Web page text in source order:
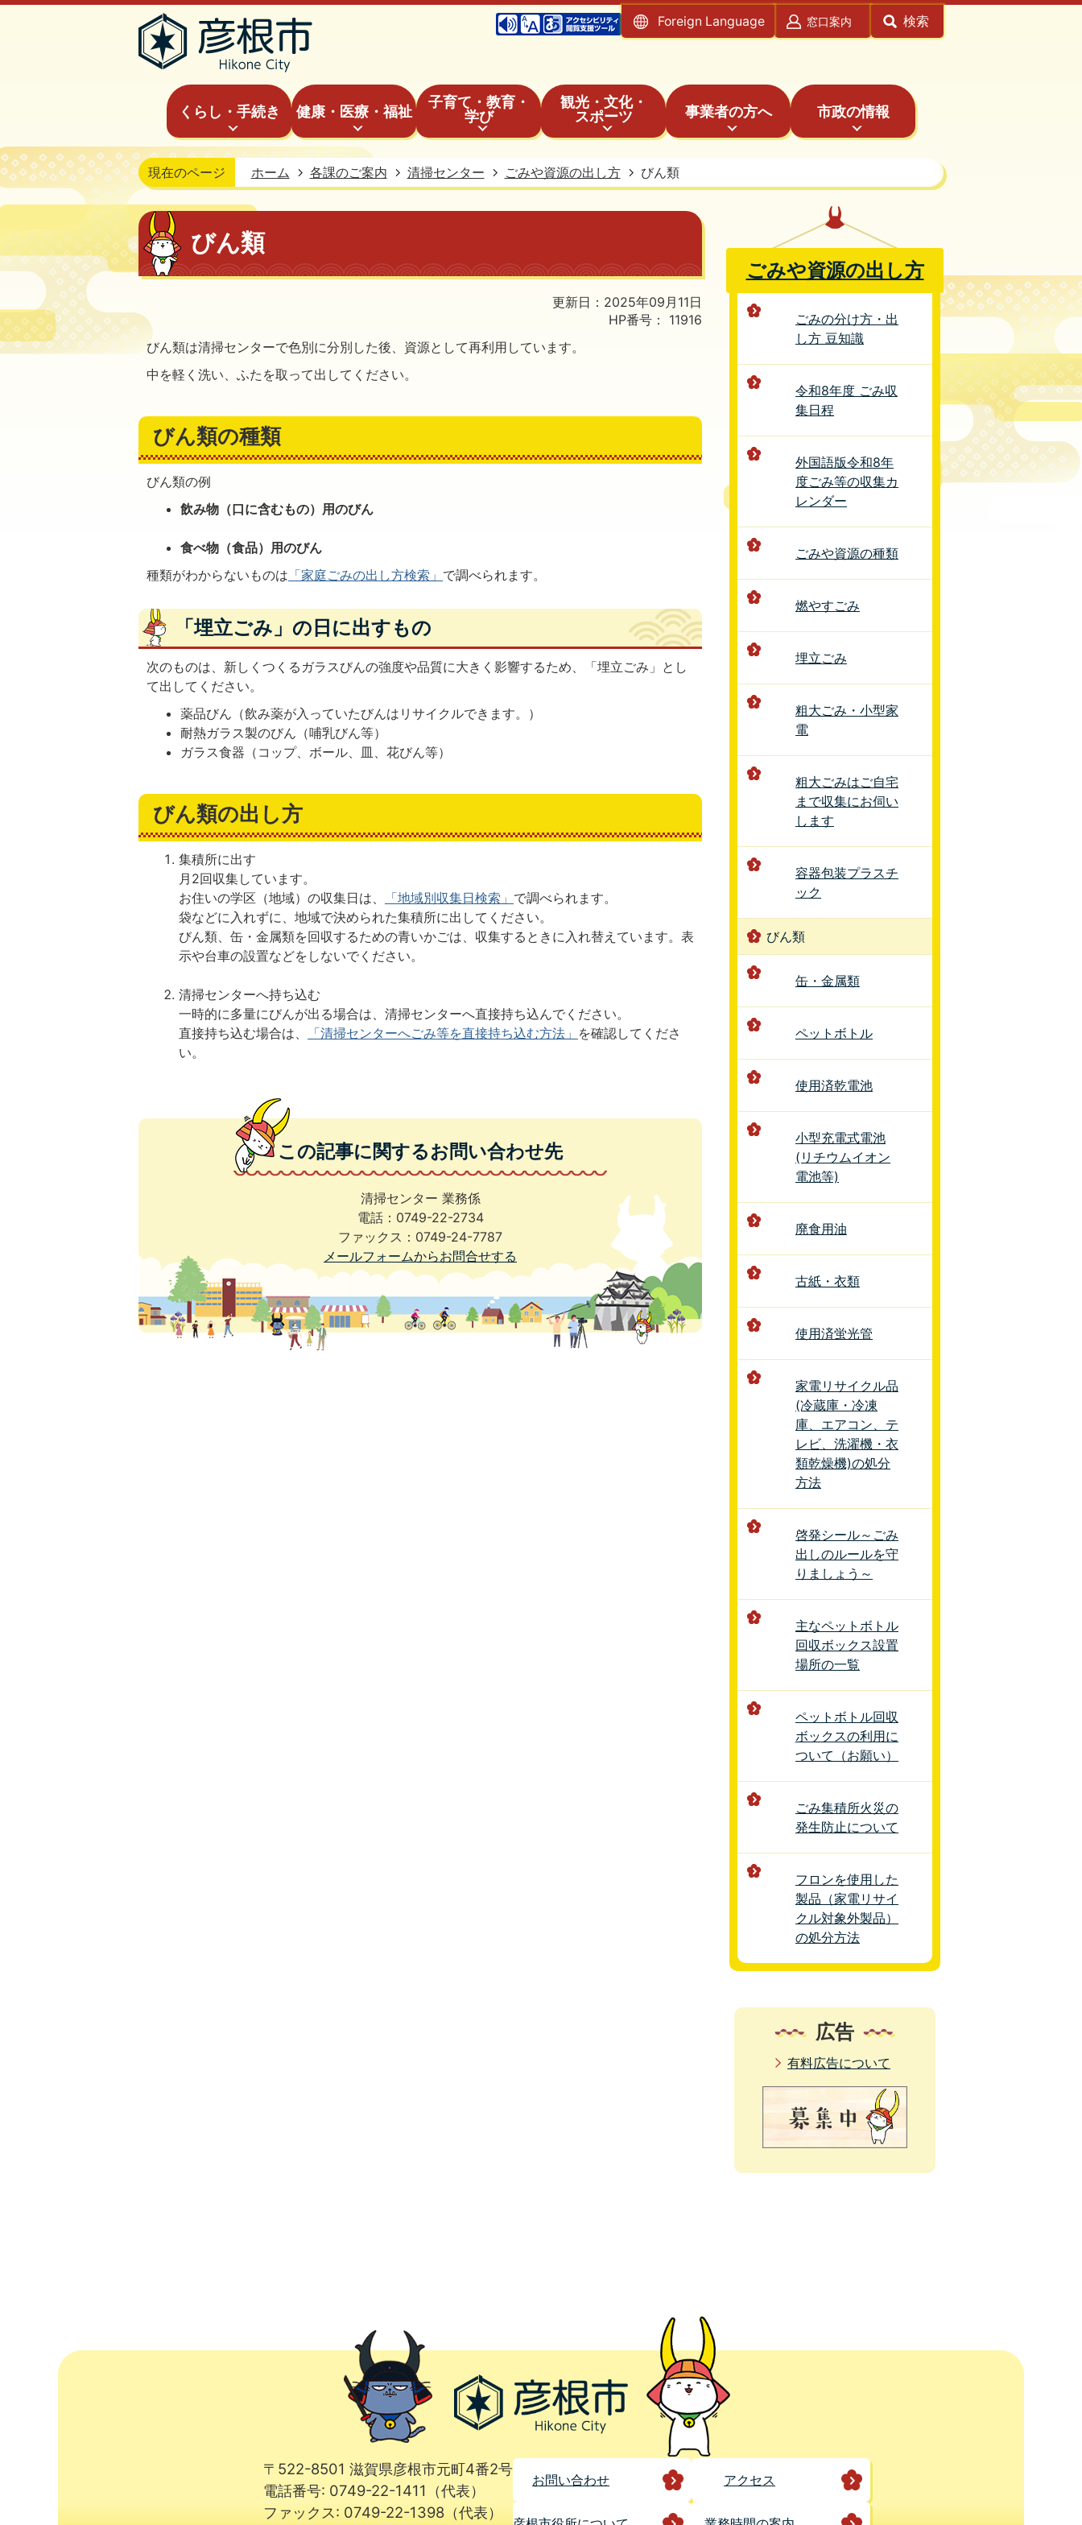
Foreign Language 窓口案内 検索
くらし・手続き 健康・医療・福祉
子育て・教育・
学び
観光・文化・
スポーツ
事業者の方へ 市政の情報
現在のページ ホーム 各課のご案内 清掃センター ごみや資源の出し方 びん類
びん類
更新日：2025年09月11日
HP番号：
11916
びん類は清掃センターで色別に分別した後、資源として再利用しています。
中を軽く洗い、ふたを取って出してください。
びん類の種類
びん類の例
飲み物（口に含むもの）用のびん
食べ物（食品）用のびん
種類がわからないものは 「家庭ごみの出し方検索」 で調べられます。
「埋立ごみ」の日に出すもの
次のものは、新しくつくるガラスびんの強度や品質に大きく影響するため、「埋立ごみ」とし
て出してください。
薬品びん（飲み薬が入っていたびんはリサイクルできます。）
耐熱ガラス製のびん（哺乳びん等）
ガラス食器（コップ、ボール、皿、花びん等）
びん類の出し方
集積所に出す
月2回収集しています。
お住いの学区（地域）の収集日は、
「地域別収集日検索」 で調べられます。
袋などに入れずに、地域で決められた集積所に出してください。
びん類、缶・金属類を回収するための青いかごは、収集するときに入れ替えています。表
示や台車の設置などをしないでください。
清掃センターへ持ち込む
一時的に多量にびんが出る場合は、清掃センターへ直接持ち込んでください。
直接持ち込む場合は、
「清掃センターへごみ等を直接持ち込む方法」 を確認してくださ
い。
この記事に関するお問い合わせ先
清掃センター 業務係
電話：0749-22-2734
ファックス：0749-24-7787
メールフォームからお問合せする
ごみや資源の出し方
ごみの分け方・出
し方 豆知識
令和8年度 ごみ収
集日程
外国語版令和8年
度ごみ等の収集カ
レンダー
ごみや資源の種類
燃やすごみ
埋立ごみ
粗大ごみ・小型家
電
粗大ごみはご自宅
まで収集にお伺い
します
容器包装プラスチ
ック
びん類
缶・金属類
ペットボトル
使用済乾電池
小型充電式電池
(リチウムイオン
電池等)
廃食用油
古紙・衣類
使用済蛍光管
家電リサイクル品
(冷蔵庫・冷凍
庫、エアコン、テ
レビ、洗濯機・衣
類乾燥機)の処分
方法
啓発シール～ごみ
出しのルールを守
りましょう～
主なペットボトル
回収ボックス設置
場所の一覧
ペットボトル回収
ボックスの利用に
ついて（お願い）
ごみ集積所火災の
発生防止について
フロンを使用した
製品（家電リサイ
クル対象外製品）
の処分方法
広告
有料広告について
〒522-8501 滋賀県彦根市元町4番2号
電話番号: 0749-22-1411（代表）
ファックス: 0749-22-1398（代表）
お問い合わせ アクセス